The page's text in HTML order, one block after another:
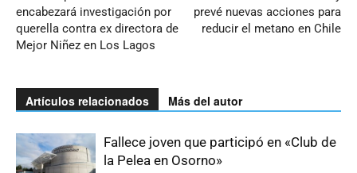
encabezará investigación por
querella contra ex directora de
Mejor Niñez en Los Lagos
prevé nuevas acciones para
reducir el metano en Chile
Artículos relacionados Más del autor
Fallece joven que participó en «Club de
la Pelea en Osorno»